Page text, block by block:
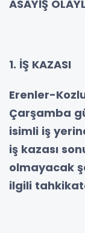
ASAYİŞ
1. İŞ KAZASI
Erenler-
Çarşamba
isimli iş
iş kazası
olmayacak
ilgili